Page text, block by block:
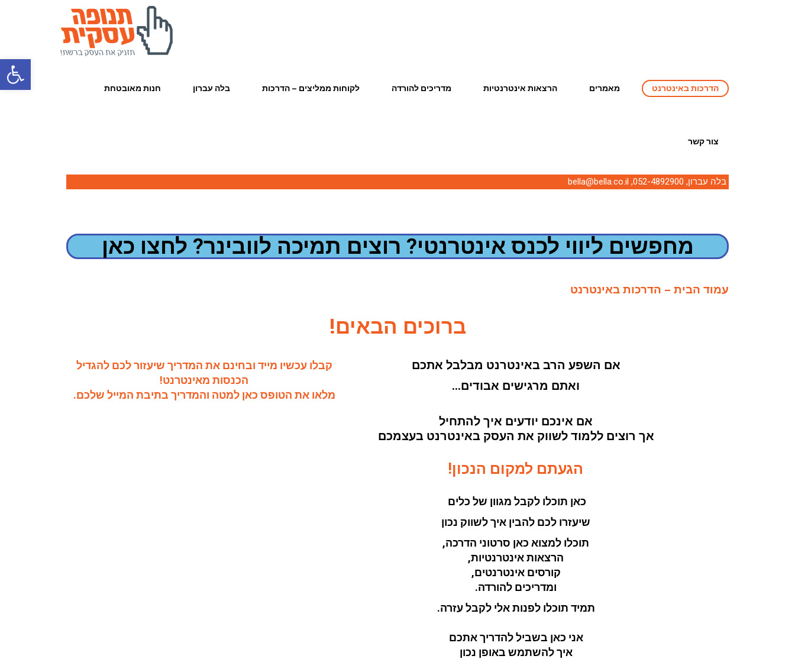
פתח
הדרכות באינטרנט מאמרים הרצאות אינטרנטיות מדריכים להורדה לקוחות ממליצים – הדרכות בלה עברון חנות מאובטחת
צור קשר
בלה עברון, 052-4892900
,
bella@bella.co.il
מחפשים ליווי לכנס אינטרנטי? רוצים תמיכה לוובינר? לחצו כאן
עמוד הבית – הדרכות באינטרנט
ברוכים הבאים!
אם השפע הרב באינטרנט מבלבל אתכם
ואתם מרגישים אבודים…
אם אינכם יודעים איך להתחיל
אך רוצים ללמוד לשווק את העסק באינטרנט בעצמכם
הגעתם למקום הנכון!
כאן תוכלו לקבל מגוון של כלים
שיעזרו לכם להבין איך לשווק נכון
תוכלו למצוא כאן סרטוני הדרכה,
הרצאות אינטרנטיות,
קורסים אינטרנטים,
ומדריכים להורדה.
תמיד תוכלו לפנות אלי לקבל עזרה.
אני כאן בשביל להדריך אתכם
איך להשתמש באופן נכון
קבלו עכשיו מייד ובחינם את המדריך שיעזור לכם להגדיל
הכנסות מאינטרנט!
מלאו את הטופס כאן למטה והמדריך בתיבת המייל שלכם.